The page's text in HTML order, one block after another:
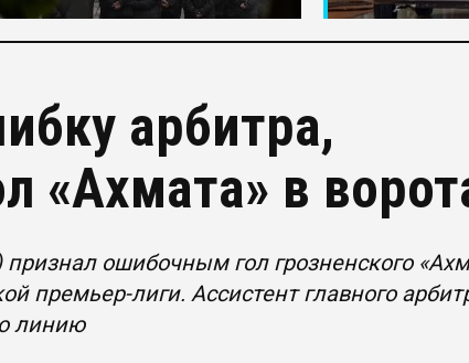
арбитра,
«Ахмата» в
ошибочным гол грозненского
премьер-лиги. Ассистент главного
линию